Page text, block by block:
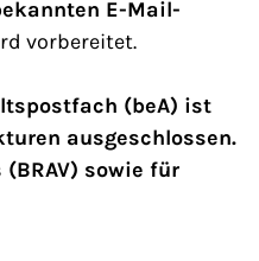
E-Mail-
vorbereitet.
(beA) ist
ausgeschlossen.
sowie für